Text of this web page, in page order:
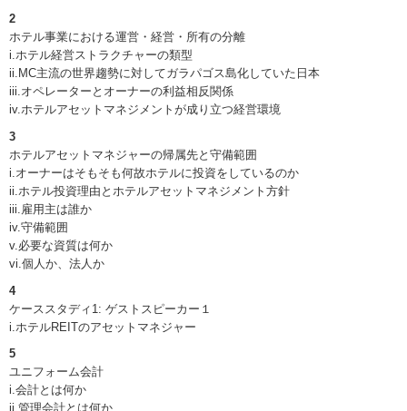
2
ホテル事業における運営・経営・所有の分離
i.ホテル経営ストラクチャーの類型
ii.MC主流の世界趨勢に対してガラパゴス島化していた日本
iii.オペレーターとオーナーの利益相反関係
iv.ホテルアセットマネジメントが成り立つ経営環境
3
ホテルアセットマネジャーの帰属先と守備範囲
i.オーナーはそもそも何故ホテルに投資をしているのか
ii.ホテル投資理由とホテルアセットマネジメント方針
iii.雇用主は誰か
iv.守備範囲
v.必要な資質は何か
vi.個人か、法人か
4
ケーススタディ1: ゲストスピーカー１
i.ホテルREITのアセットマネジャー
5
ユニフォーム会計
i.会計とは何か
ii.管理会計とは何か